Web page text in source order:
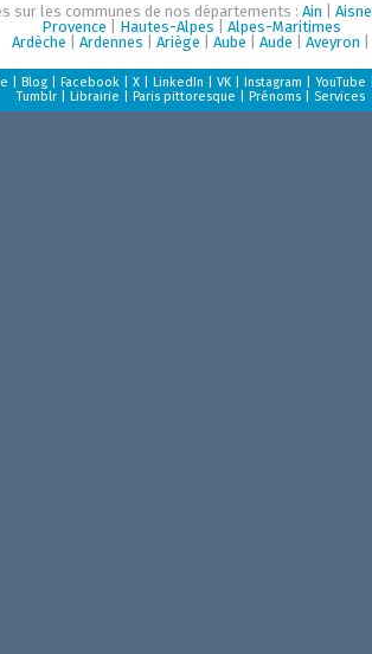
sur les communes de nos départements : Ain
Aisne
Provence
Hautes-Alpes
Alpes-Maritimes
Ardèche
Ardennes Ariège Aube Aude Aveyron
Blog Facebook X LinkedIn VK Instagram YouTube
Tumblr
Librairie Paris pittoresque Prénoms Services